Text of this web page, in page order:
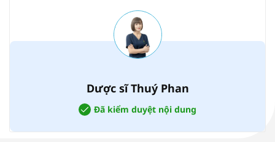
Dược sĩ Thuý Phan
Đã kiểm duyệt nội dung